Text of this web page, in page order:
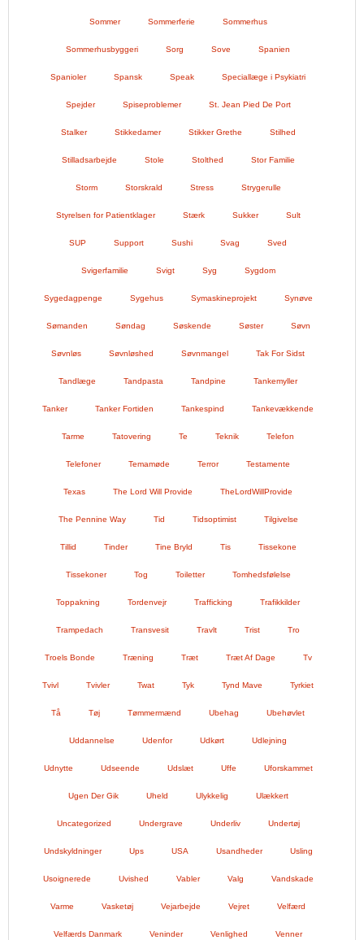
Sommer Sommerferie Sommerhus
Sommerhusbyggeri Sorg Sove Spanien
Spanioler Spansk Speak Speciallæge i Psykiatri
Spejder Spiseproblemer St. Jean Pied De Port
Stalker Stikkedamer Stikker Grethe Stilhed
Stilladsarbejde Stole Stolthed Stor Familie
Storm Storskrald Stress Strygerulle
Styrelsen for Patientklager Stærk Sukker Sult
SUP Support Sushi Svag Sved
Svigerfamilie Svigt Syg Sygdom
Sygedagpenge Sygehus Symaskineprojekt Synøve
Sømanden Søndag Søskende Søster Søvn
Søvnløs Søvnløshed Søvnmangel Tak For Sidst
Tandlæge Tandpasta Tandpine Tankemyller
Tanker Tanker Fortiden Tankespind Tankevækkende
Tarme Tatovering Te Teknik Telefon
Telefoner Temamøde Terror Testamente
Texas The Lord Will Provide TheLordWillProvide
The Pennine Way Tid Tidsoptimist Tilgivelse
Tillid Tinder Tine Bryld Tis Tissekone
Tissekoner Tog Toiletter Tomhedsfølelse
Toppakning Tordenvejr Trafficking Trafikkilder
Trampedach Transvesit Travlt Trist Tro
Troels Bonde Træning Træt Træt Af Dage Tv
Tvivl Tvivler Twat Tyk Tynd Mave Tyrkiet
Tå Tøj Tømmermænd Ubehag Ubehøvlet
Uddannelse Udenfor Udkørt Udlejning
Udnytte Udseende Udslæt Uffe Uforskammet
Ugen Der Gik Uheld Ulykkelig Ulækkert
Uncategorized Undergrave Underliv Undertøj
Undskyldninger Ups USA Usandheder Usling
Usoignerede Uvished Vabler Valg Vandskade
Varme Vasketøj Vejarbejde Vejret Velfærd
Velfærds Danmark Veninder Venlighed Venner